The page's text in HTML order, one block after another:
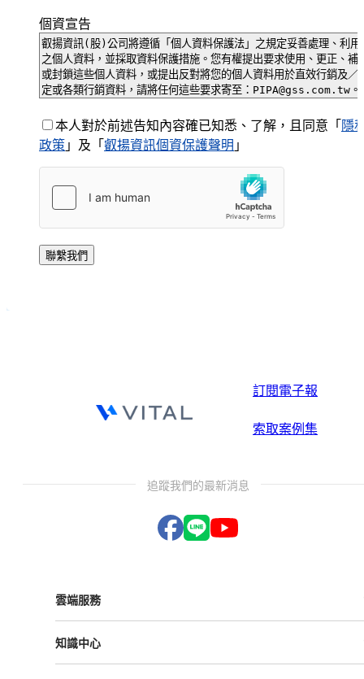
個資宣告
本人對於前述告知內容確已知悉、了解，且同意「 隱
政策 」及「 叡揚資訊個資保護聲明 」
聯繫我們
訂閱電子報
索取案例集
追蹤我們的最新消息
雲端服務
Vital NetZero
知識中心